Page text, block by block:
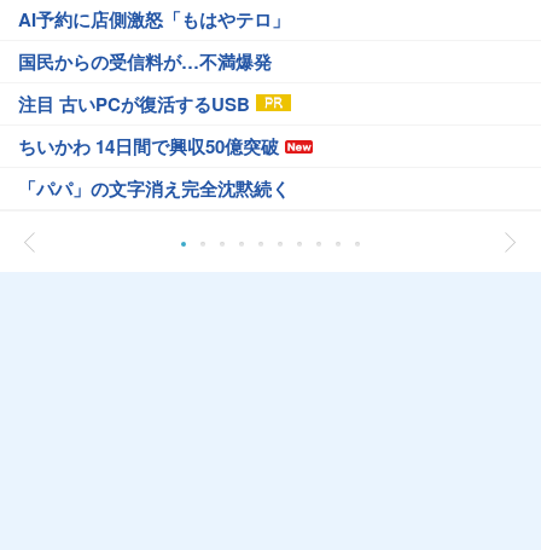
AI予約に店側激怒「もはやテロ」
国民からの受信料が…不満爆発
注目 古いPCが復活するUSB
ちいかわ 14日間で興収50億突破
「パパ」の文字消え完全沈黙続く